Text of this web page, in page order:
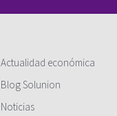
Actualidad económica
Blog Solunion
Noticias